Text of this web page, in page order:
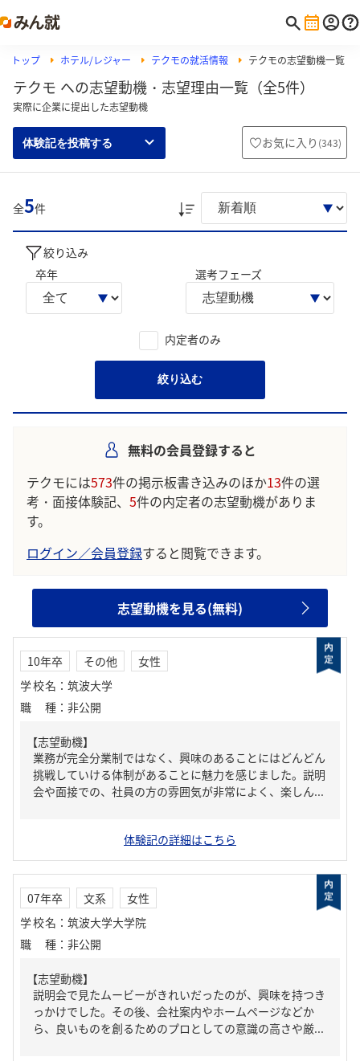
トップ ホテル/レジャー テクモの就活情報 テクモの志望動機一覧
テクモ への志望動機・志望理由一覧（全5件）
実際に企業に提出した志望動機
体験記を投稿する お気に入り (343)
全5件
絞り込み
卒年
選考フェーズ
内定者のみ
絞り込む
無料の会員登録すると
テクモには573件の掲示板書き込みのほか13件の選
考・面接体験記、 5件の内定者の志望動機がありま
す。
ログイン／会員登録すると閲覧できます。
志望動機を見る(無料)
10年卒 その他
女性
学校名 ： 筑波大学
職種 ： 非公開
【志望動機】
業務が完全分業制ではなく、興味のあることにはどんどん
挑戦していける体制があることに魅力を感じました。説明
会や面接での、社員の方の雰囲気が非常によく、楽しん...
体験記の詳細はこちら
07年卒 文系
女性
学校名 ： 筑波大学大学院
職種 ： 非公開
【志望動機】
説明会で見たムービーがきれいだったのが、興味を持つき
っかけでした。その後、会社案内やホームページなどか
ら、良いものを創るためのプロとしての意識の高さや厳...